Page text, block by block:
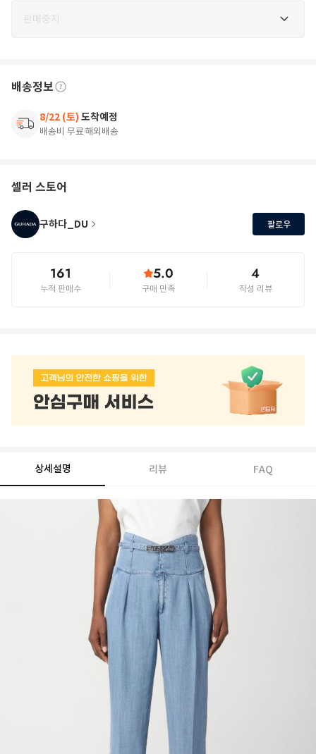
판매중지
배송정보
8/22 (토) 도착예정
배송비 무료해외배송
셀러 스토어
구하다_DU 팔로우
161
누적 판매수
5.0
구매 만족
4
작성 리뷰
상세설명 리뷰 FAQ